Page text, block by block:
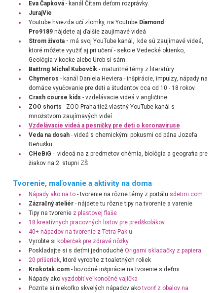
Eva Čapková- kanál Čítam deťom rozprávky.
JurajVie
Youtube hviezda učí zlomky, na Youtube Diamond
Pro9189nájdete aj ďalšie zaujímavé videá
Strom života - má svoj YouTube kanál, kde sú zaujímavé videá,
ktoré môžete využiť aj pri učení - sekcie Vedecké okienko,
Geológia v kocke alebo Urob si sám.
Baštrng Michal Kubovčík - maturitné témy z literatúry
Chymeros - kanál Daniela Heviera - inšpirácie, impulzy, nápady na
domáce vyučovanie pre deti a študentov cca od 10 - 18 rokov.
Crash course kids - vzdelávacie videá v angličtine
ZOO shorts - ZOO Praha tiež vlastný YouTube kanál s
množstvom zaujímavých videí
Vzdelávacie videá a pesničky pre deti o koronaviruse
Veda na dosah- videá s chemickými pokusmi od pána Jozefa
Beňušku
CHeBiG - videoá na z predmetov chémia, biológia a geografia pre
žiakov na 2. stupni ZŠ
Tvorenie, maľovanie a aktivity na doma
Nápady ako na to- tvorenie na rôzne témy z portálu sdetmi.com
Zázračný ateliér- nájdete tu rôzne tipy na tvorenie a varenie
Tipy na tvoreniez plastovej flaše
18 kreatívnych pracovných listov pre predškolákov
40+ nápadov na tvorenie z Tetra Pak-u
Vyrobte si koberček pre zdravé nôžky
Poskladajte si s deťmi jednoduché Origami skladačky z papiera
20 príšeriek, ktoré vyrobíte z toaletných roliek
Krokotak.com- bozodné inšpirácie na tvorenie s deťmi
Nápady ako vyzdobiť veľkonočné vajíčka
Pozrite si niekoľko skvelých nápadov akotvoriť z obalov na